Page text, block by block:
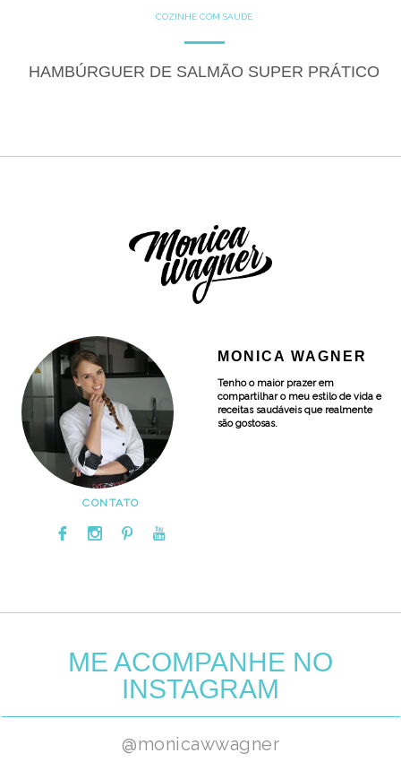
COZINHE COM SAÚDE
RECEITAS
HAMBÚRGUER DE SALMÃO SUPER PRÁTICO
MONICA WAGNER
Tenho o maior prazer em
compartilhar o meu estilo de vida e
receitas saudáveis que realmente
são gostosas.
CONTATO
ME ACOMPANHE NO
INSTAGRAM
@monicawwagner